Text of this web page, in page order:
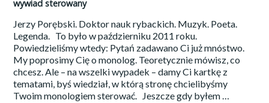
POŻEGNANIE
KPT.
KRYSTYNY
CHOJNOWSKIEJ-
LISKIEWICZ
(TEKST
Z
FB)
wywiad sterowany
Jerzy Porębski. Doktor nauk rybackich. Muzyk. Poeta.
Legenda. To było w październiku 2011 roku.
Powiedzieliśmy wtedy: Pytań zadawano Ci już mnóstwo.
My poprosimy Cię o monolog. Teoretycznie mówisz, co
chcesz. Ale – na wszelki wypadek – damy Ci kartkę z
tematami, byś wiedział, w którą stronę chcielibyśmy
Twoim monolo­giem sterować. Jeszcze gdy byłem …